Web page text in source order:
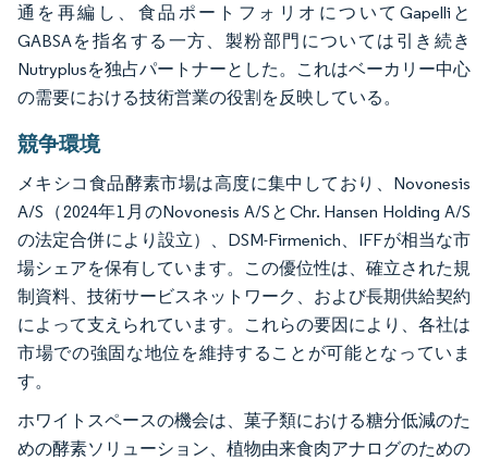
通を再編し、食品ポートフォリオについてGapelliと
GABSAを指名する一方、製粉部門については引き続き
Nutryplusを独占パートナーとした。これはベーカリー中心
の需要における技術営業の役割を反映している。
競争環境
メキシコ食品酵素市場は高度に集中しており、Novonesis
A/S（2024年1月のNovonesis A/SとChr. Hansen Holding A/S
の法定合併により設立）、DSM-Firmenich、IFFが相当な市
場シェアを保有しています。この優位性は、確立された規
制資料、技術サービスネットワーク、および長期供給契約
によって支えられています。これらの要因により、各社は
市場での強固な地位を維持することが可能となっていま
す。
ホワイトスペースの機会は、菓子類における糖分低減のた
めの酵素ソリューション、植物由来食肉アナログのための